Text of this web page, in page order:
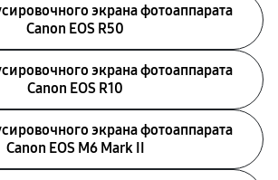
экрана фотоаппарата
Canon EOS R50
экрана фотоаппарата
Canon EOS R10
экрана фотоаппарата
Canon EOS M6 Mark II